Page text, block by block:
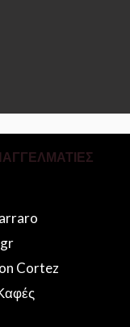
Cortez